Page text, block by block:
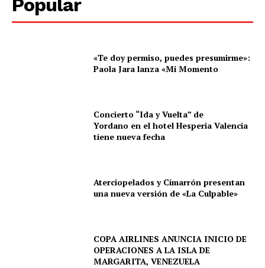
Popular
«Te doy permiso, puedes presumirme»:
Paola Jara lanza «Mi Momento
Concierto “Ida y Vuelta” de
Yordano en el hotel Hesperia Valencia
tiene nueva fecha
Aterciopelados y Cimarrón presentan
una nueva versión de «La Culpable»
COPA AIRLINES ANUNCIA INICIO DE
OPERACIONES A LA ISLA DE
MARGARITA, VENEZUELA